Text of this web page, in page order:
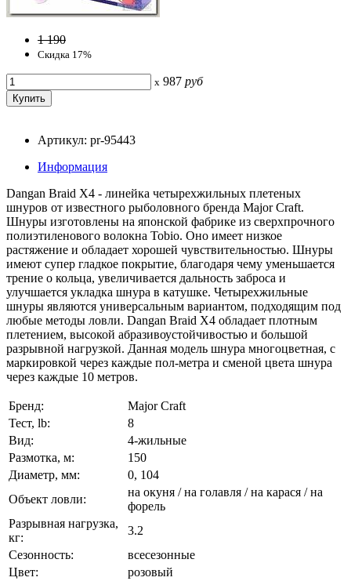
1 190
Скидка 17%
x 987 руб
Артикул: pr-95443
Информация
Dangan Braid X4 - линейка четырехжильных плетеных
шнуров от известного рыболовного бренда Major Craft.
Шнуры изготовлены на японской фабрике из сверхпрочного
полиэтиленового волокна Tobio. Оно имеет низкое
растяжение и обладает хорошей чувствительностью. Шнуры
имеют супер гладкое покрытие, благодаря чему уменьшается
трение о кольца, увеличивается дальность заброса и
улучшается укладка шнура в катушке. Четырехжильные
шнуры являются универсальным вариантом, подходящим под
любые методы ловли. Dangan Braid X4 обладает плотным
плетением, высокой абразивоустойчивостью и большой
разрывной нагрузкой. Данная модель шнура многоцветная, с
маркировкой через каждые пол-метра и сменой цвета шнура
через каждые 10 метров.
Бренд:
Major Craft
Тест, lb:
8
Вид:
4-жильные
Размотка, м:
150
Диаметр, мм:
0, 104
Объект ловли:
на окуня / на голавля / на карася / на
форель
Разрывная нагрузка,
кг:
3.2
Сезонность:
всесезонные
Цвет:
розовый